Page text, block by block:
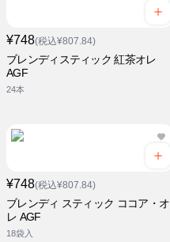
¥748(税込¥807.84)
ブレンディスティック 紅茶オレ
AGF
24本
¥748(税込¥807.84)
ブレンディ スティック ココア・オ
レ AGF
18袋入